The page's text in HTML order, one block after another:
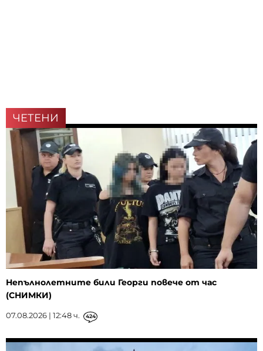
ЧЕТЕНИ
Непълнолетните били Георги повече от час
(СНИМКИ)
07.08.2026 | 12:48 ч. 424